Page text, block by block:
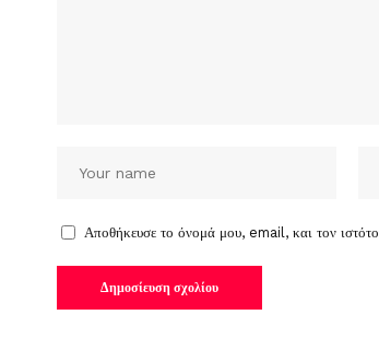
Αποθήκευσε το όνομά μου, email, και τον